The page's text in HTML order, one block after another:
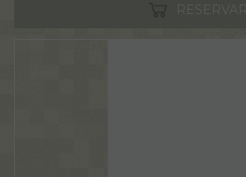
RESERVAR